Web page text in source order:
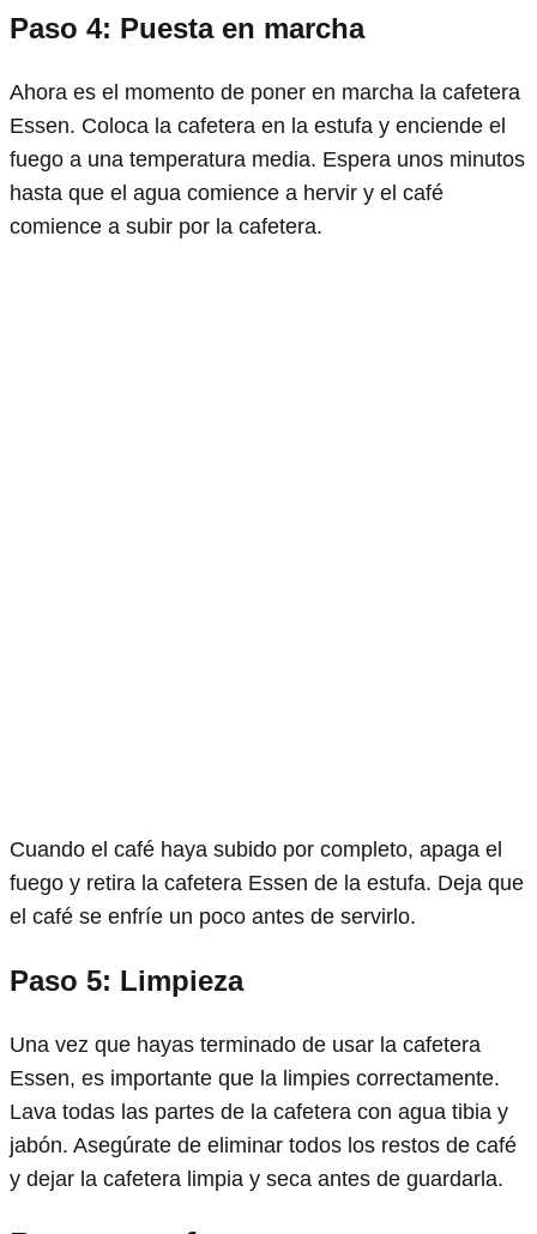
Paso 4: Puesta en marcha
Ahora es el momento de poner en marcha la cafetera
Essen. Coloca la cafetera en la estufa y enciende el
fuego a una temperatura media. Espera unos minutos
hasta que el agua comience a hervir y el café
comience a subir por la cafetera.
Cuando el café haya subido por completo, apaga el
fuego y retira la cafetera Essen de la estufa. Deja que
el café se enfríe un poco antes de servirlo.
Paso 5: Limpieza
Una vez que hayas terminado de usar la cafetera
Essen, es importante que la limpies correctamente.
Lava todas las partes de la cafetera con agua tibia y
jabón. Asegúrate de eliminar todos los restos de café
y dejar la cafetera limpia y seca antes de guardarla.